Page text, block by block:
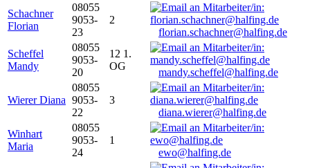
Schachner
Florian
08055
9053-
23
2
florian.schachner@halfing.de
Scheffel
Mandy
08055
9053-
20
12 1.
OG
mandy.scheffel@halfing.de
Wierer Diana
08055
9053-
22
3
diana.wierer@halfing.de
Winhart
Maria
08055
9053-
24
1
ewo@halfing.de